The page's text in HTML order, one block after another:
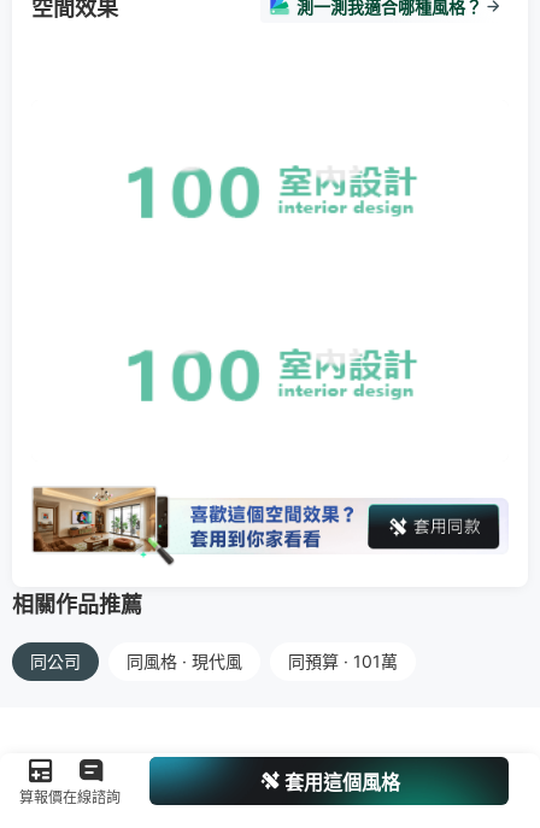
空間效果 測一測我適合哪種風格？
相關作品推薦
同公司 同風格 · 現代風 同預算 · 101萬
算報價在線諮詢
套用這個風格